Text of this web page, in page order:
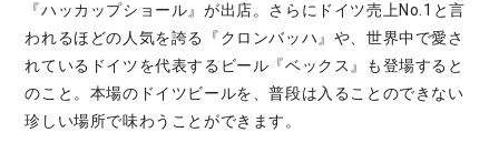
『ハッカップショール』が出店。さらにドイツ売上No.1と言
われるほどの人気を誇る『クロンバッハ』や、世界中で愛さ
れているドイツを代表するビール『ベックス』も登場すると
のこと。本場のドイツビールを、普段は入ることのできない
珍しい場所で味わうことができます。